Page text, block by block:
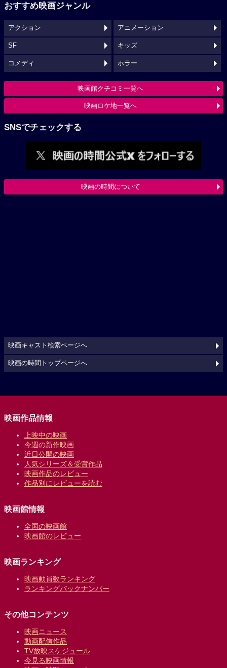
おすすめ映画ジャンル
アクション アニメーション
SF キッズ
コメディ ホラー
映画館クチコミ一覧へ
映画ロケ地一覧へ
SNSでチェックする
映画の時間について
映画キャスト検索ページへ
映画の時間トップページへ
映画作品情報
上映中の映画
今週の新作映画
近日公開の映画
人気シリーズ＆受賞作品
映画作品のレビュー
作品別にレビューを読む
映画館情報
全国の映画館
映画館のレビュー
映画ランキング
映画動員数ランキング
ランキングバックナンバー
その他コンテンツ
映画ニュース
動画配信作品
TV放映スケジュール
今見る映画情報